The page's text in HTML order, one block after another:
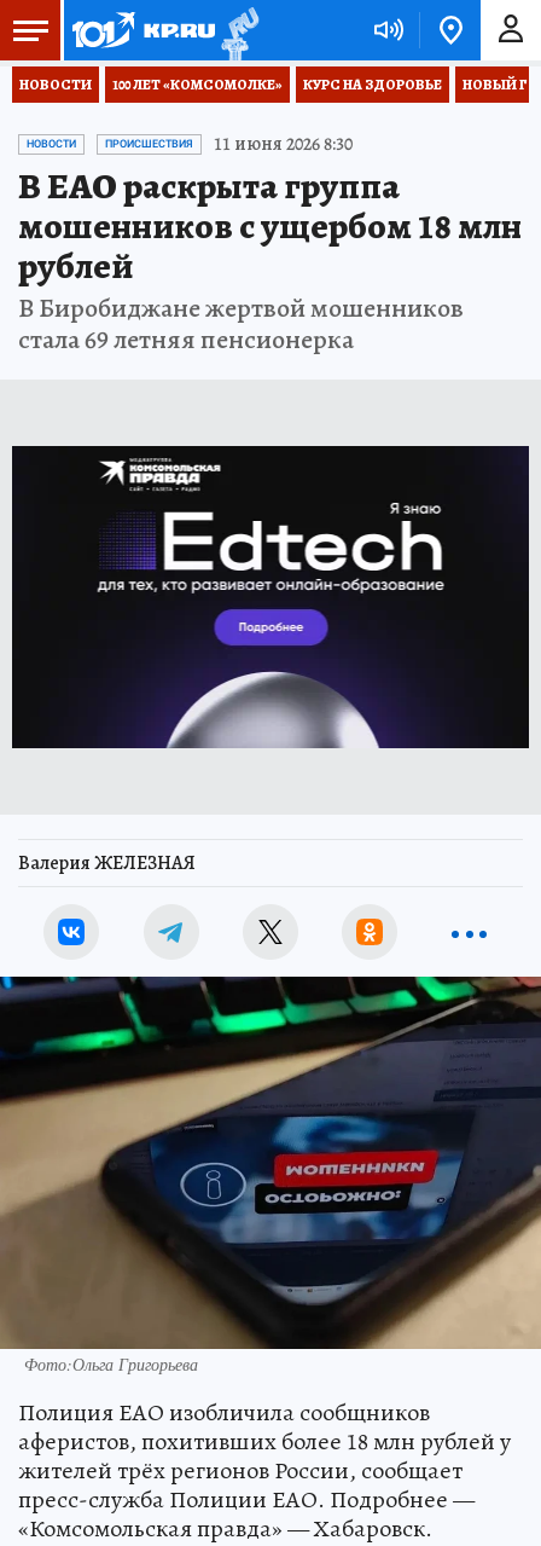
НОВОСТИ 100 ЛЕТ «КОМСОМОЛКЕ» КУРС НА ЗДОРОВЬЕ НОВЫЙ
НОВОСТИ ПРОИСШЕСТВИЯ 11 июня 2026 8:30
В ЕАО раскрыта группа
мошенников с ущербом 18 млн
рублей
В Биробиджане жертвой мошенников
стала 69 летняя пенсионерка
Валерия ЖЕЛЕЗНАЯ
Фото:Ольга Григорьева
Полиция ЕАО изобличила сообщников
аферистов, похитивших более 18 млн рублей у
жителей трёх регионов России, сообщает
пресс-служба Полиции ЕАО. Подробнее —
«Комсомольская правда» — Хабаровск.